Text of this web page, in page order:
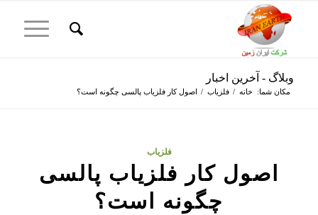
وبلاگ - آخرین اخبار
مکان شما: خانه / فلزیاب / اصول کار فلزیاب پالسی چگونه است؟
فلزیاب
اصول کار فلزیاب پالسی
چگونه است؟